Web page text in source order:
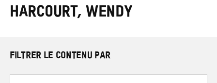
les
termes
Harcourt, Wendy
FILTRER LE CONTENU PAR